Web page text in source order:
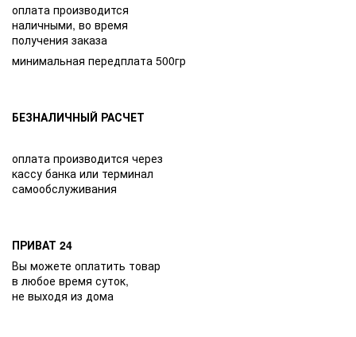
оплата производится
наличными, во время
получения заказа
минимальная передплата 500гр
БЕЗНАЛИЧНЫЙ РАСЧЕТ
оплата производится через
кассу банка или терминал
самообслуживания
ПРИВАТ 24
Вы можете оплатить товар
в любое время суток,
не выходя из дома